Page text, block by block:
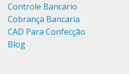
Controle Bancario
Cobrança Bancaria
CAD Para Confecção
Blog